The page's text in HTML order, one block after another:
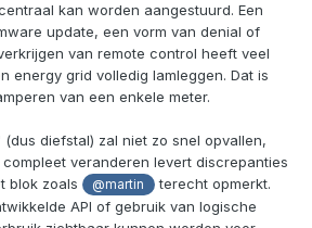
kan worden aangestuurd. Een
update, een vorm van denial of
van remote control heeft veel
energy grid volledig lamleggen. Dat is
van een enkele meter.
diefstal) zal niet zo snel opvallen,
veranderen levert discrepanties
blok zoals
@martin
terecht opmerkt.
API of gebruik van logische